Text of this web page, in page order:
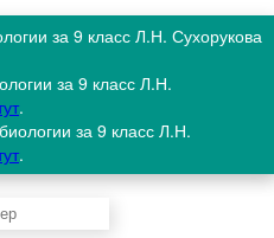
за 9 класс Л.Н. Сухорукова
за 9 класс Л.Н.
.
за 9 класс Л.Н.
.